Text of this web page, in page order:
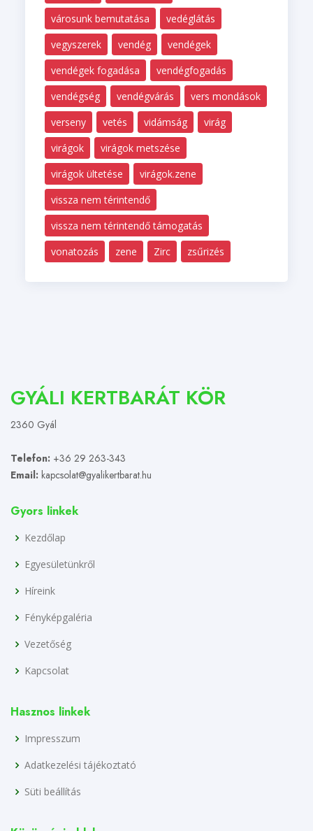
városunk bemutatása
vedéglátás
vegyszerek
vendég
vendégek
vendégek fogadása
vendégfogadás
vendégség
vendégvárás
vers mondások
verseny
vetés vidámság
virág
virágok
virágok metszése
virágok ültetése
virágok.zene
vissza nem térintendő
vissza nem térintendő támogatás
vonatozás
zene Zirc zsűrizés
GYÁLI KERTBARÁT KÖR
2360 Gyál
Telefon: +36 29 263-343
Email: kapcsolat@gyalikertbarat.hu
Gyors linkek
Kezdőlap
Egyesületünkről
Híreink
Fényképgaléria
Vezetőség
Kapcsolat
Hasznos linkek
Impresszum
Adatkezelési tájékoztató
Süti beállítás